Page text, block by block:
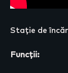
Stație de
Funcții: